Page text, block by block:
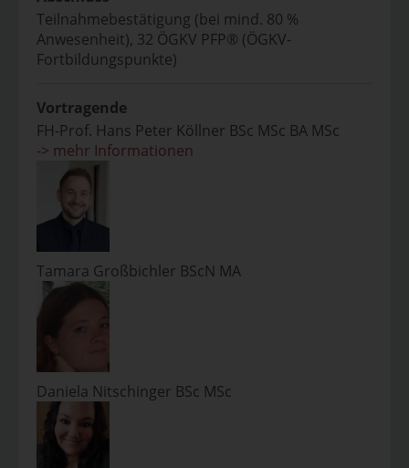
Teilnahmebestätigung (bei mind. 80 %
Anwesenheit), 32 ÖGKV PFP® (ÖGKV-
Fortbildungspunkte)
Vortragende
FH-Prof. Hans Peter Köllner BSc MSc BA MSc
-> mehr Informationen
Tamara Großbichler BScN MA
Daniela Nitschinger BSc MSc